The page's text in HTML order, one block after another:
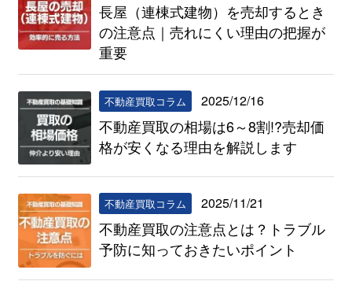
長屋（連棟式建物）を売却するとき
の注意点｜売れにくい理由の把握が
重要
不動産買取コラム 2025/12/16
不動産買取の相場は6～8割!?売却価
格が安くなる理由を解説します
不動産買取コラム 2025/11/21
不動産買取の注意点とは？トラブル
予防に知っておきたいポイント